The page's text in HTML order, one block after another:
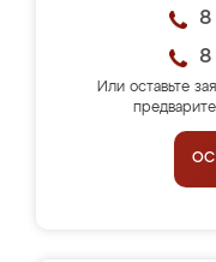
8
8
Или оставьте